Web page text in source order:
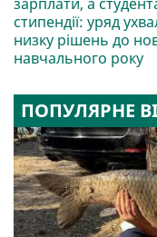
стипендії: уряд
низку рішень до
навчального року
ПОПУЛЯРНЕ